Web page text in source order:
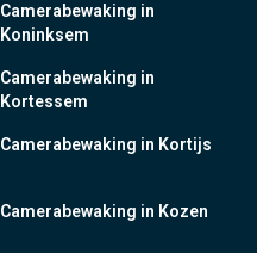
Camerabewaking in
Koninksem
Camerabewaking in
Kortessem
Camerabewaking in Kortijs
Camerabewaking in Kozen